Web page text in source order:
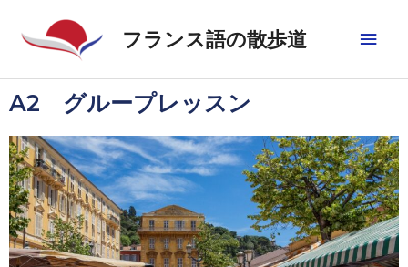
フランス語の散歩道
A2 グループレッスン